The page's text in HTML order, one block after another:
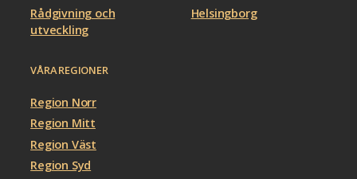
Rådgivning och
utveckling
Helsingborg
VÅRA REGIONER
Region Norr
Region Mitt
Region Väst
Region Syd